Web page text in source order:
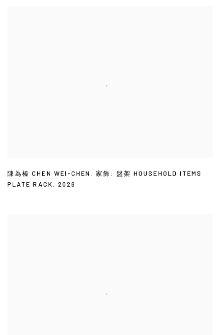
陳為榛 CHEN WEI-CHEN , 家飾: 盤架 HOUSEHOLD ITEMS
PLATE RACK, 2026